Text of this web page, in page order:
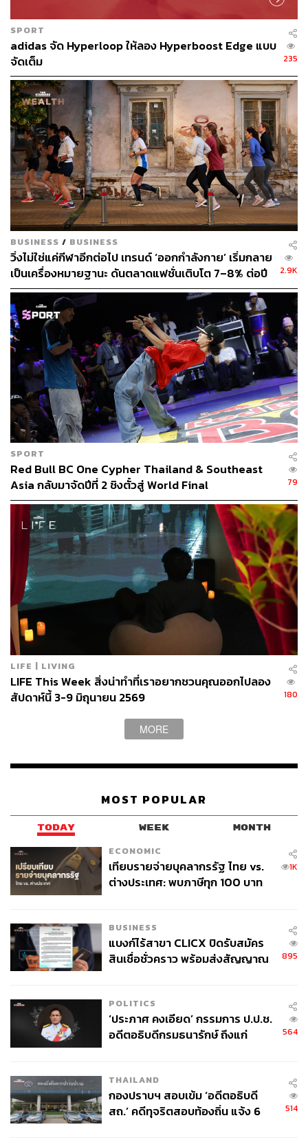
เตรียมตัวให้พร้อมสำหรับการวิ่งที่ไม่ได้มีดีแค่ระยะทาง แต่
เป็นการวาดลวดลายบนแผนที่ไปกับซีรีส์ Around Bangkok
ในโปรเจกต์ Route 007 MEAW SONG รูทวิ่งรูปแมว งานนี้
เป็นการจับมือกันระหว่าง Clubtempo BKK และ Basic Run
Club
ความพิเศษของรูทนี้คือการเป็น GPS Drawing Route ระยะ
ทางรวมกว่า 20 กิโลเมตร ซึ่งถูกออกแบบมาอย่างประณีตเพื่อ
ให้ลายเส้นบน GPS ของทุกคนออกมาเป็นรูป ‘แมว’
ท่ามกลางบรรยากาศย่านเมืองเก่าอันเปี่ยมเสน่ห์ เนื่องจากรูท
นี้มีความซับซ้อน ต้องเลี้ยวเข้าออกซอยหลายจุด จึงถือเป็น
เส้นทางที่ท้าทายทั้งพละกำลังและการมีสมาธิร่วมกับกลุ่ม
เงื่อนไขสำคัญของกิจกรรมนี้คือ สงวนสิทธิ์สำหรับนักวิ่งที่มี
ประสบการณ์โดยต้องเคยวิ่งระยะ Half Marathon มาแล้ว
อย่างน้อย 2 ครั้ง และสามารถวิ่งร่วมกับกลุ่มใน Social Pace
ได้ตลอดระยะทาง หากใครยังไม่เคยผ่านระยะนี้ แนะนำให้
สะสมไมล์แล้วรอจอยรูทหน้า
Open:เวลา 04.00 น. / เริ่มวิ่ง 04.30 น.
When: วันเสาร์ที่ 21 มีนาคม 2569
Where:จุดสตาร์ทและจุดจบ ณ พระบรมราชานุสาวรีย์ ร.1
(สะพานพุทธ)
More Info:Club Tempo BKK
The Matcha Run Club Vol.2
กลับมาสร้างปรากฏการณ์อีกครั้งตามคำเรียกร้องกับ The
Matcha Run Club Vol.2 ครั้งนี้มาในธีมสุดอบอุ่นอย่าง Chula
Reunion โดยเป็นการผนึกกำลังระหว่าง GOODCHĀ และ
Slowcombo ที่อยากเปลี่ยนนิยามของงานวิ่งให้กลายเป็น
Mingle Party สุดเหวี่ยง เพราะงานนี้เขาประกาศชัดเจนว่า
การวิ่งเป็นเรื่องรอง แต่การเชื่อมต่อ เป็นเรื่องหลัก เหมาะ
ภายในงานอัดแน่นไปด้วยกิจกรรมที่ทำให้เช้าวันเสาร์ของ
คุณไม่น่าเบื่อ เริ่มต้นด้วย ดีเจปาร์ตี้ที่จะมาเปิดเพลงปลุกเอเนอ
อย่างจับฉลาก ลุ้นรับของรางวัลจากแบรนด์ดังของศิษย์เก่า
จุฬาฯ เช่น YVIS, Maison KEEPS, Simplify และ Fat Crying
ยังรวมอาหาร เครื่องดื่มมัทฉะเกรดพรีเมียม และ Goodie
Bag ที่ทุกคนจะได้หิ้วกลับบ้านไปแบบเต็มอิ่ม ใครที่มีบัตรอยู่
ในมือแล้ว เตรียมตัวไปรวมตัวกันที่ Slowcombo สามย่าน จะ
SPORT
adidas จัด Hyperloop ให้ลอง Hyperboost Edge แบบ
จัดเต็ม
235
BUSINESS / BUSINESS
วิ่งไม่ใช่แค่กีฬาอีกต่อไป เทรนด์ ‘ออกกำลังกาย’ เริ่มกลาย
เป็นเครื่องหมายฐานะ ดันตลาดแฟชั่นเติบโต 7–8% ต่อปี
2.9K
SPORT
Red Bull BC One Cypher Thailand & Southeast
Asia กลับมาจัดปีที่ 2 ชิงตั๋วสู่ World Final
79
LIFE | LIVING
LIFE This Week สิ่งน่าทำที่เราอยากชวนคุณออกไปลอง
สัปดาห์นี้ 3-9 มิถุนายน 2569
180
MORE
MOST POPULAR
TODAY WEEK MONTH
ECONOMIC
เทียบรายจ่ายบุคลากรรัฐ ไทย vs.
ต่างประเทศ: พบภาษีทุก 100 บาท
1K
BUSINESS
แบงก์ไร้สาขา CLICX ปิดรับสมัคร
สินเชื่อชั่วคราว พร้อมส่งสัญญาณ
895
POLITICS
‘ประภาศ คงเอียด’ กรรมการ ป.ป.ช.
อดีตอธิบดีกรมธนารักษ์ ถึงแก่
564
THAILAND
กองปราบฯ สอบเข้ม ‘อดีตอธิบดี
สถ.’ คดีทุจริตสอบท้องถิ่น แจ้ง 6
514